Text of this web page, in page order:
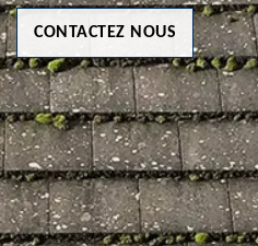
CONTACTEZ NOUS